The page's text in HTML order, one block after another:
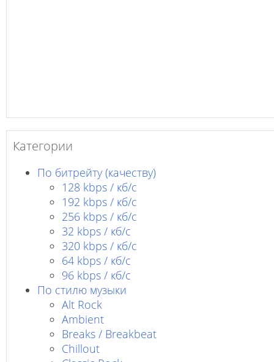
Категории
По битрейту (качеству)
128 kbps / кб/c
192 kbps / кб/c
256 kbps / кб/с
32 kbps / кб/c
320 kbps / кб/с
64 kbps / кб/c
96 kbps / кб/c
По стилю музыки
Alt Rock
Ambient
Breaks / Breakbeat
Chillout